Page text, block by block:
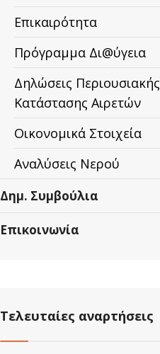
Επικαιρότητα
Πρόγραμμα Δι@ύγεια
Δηλώσεις Περιουσιακής
Κατάστασης Αιρετών
Οικονομικά Στοιχεία
Αναλύσεις Νερού
Δημ. Συμβούλια
Επικοινωνία
Τελευταίες αναρτήσεις